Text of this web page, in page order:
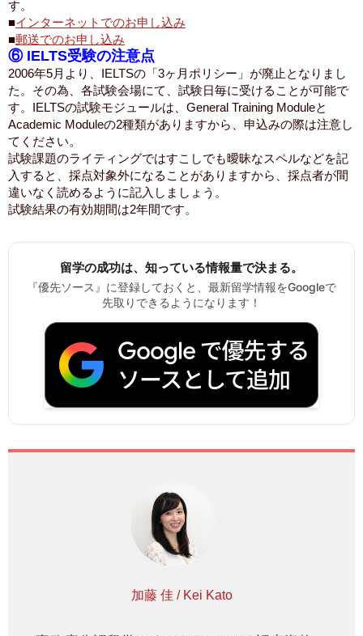
す。
■インターネットでのお申し込み
■郵送でのお申し込み
⑥ IELTS受験の注意点
2006年5月より、IELTSの「3ヶ月ポリシー」が廃止となりまし
た。その為、各試験会場にて、試験日毎に受けることが可能で
す。IELTSの試験モジュールは、General Training Moduleと
Academic Moduleの2種類がありますから、申込みの際は注意し
てください。
試験課題のライティングではすこしでも曖昧なスペルなどを記
入すると、採点対象外になることがありますから、採点者が間
違いなく読めるように記入しましょう。
試験結果の有効期間は2年間です。
留学の成功は、知っている情報量で決まる。
『優先ソース』に登録しておくと、最新留学情報をGoogleで
先取りできるようになります！
加藤 佳 / Kei Kato